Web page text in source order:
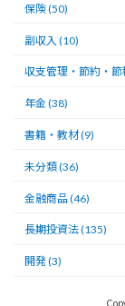
保険 (50)
副収入 (10)
収支管理・節約・節
年金 (38)
書籍・教材 (9)
未分類 (36)
金融商品 (46)
長期投資法 (135)
開発 (3)